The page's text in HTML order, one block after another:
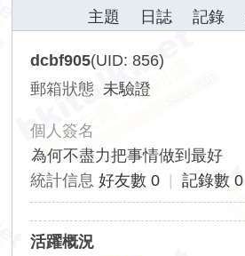
主題
日誌 記錄
dcbf905(UID: 856)
郵箱狀態 未驗證
個人簽名
為何不盡力把事情做到最好
統計信息 好友數 0 記錄數 0
活躍概況